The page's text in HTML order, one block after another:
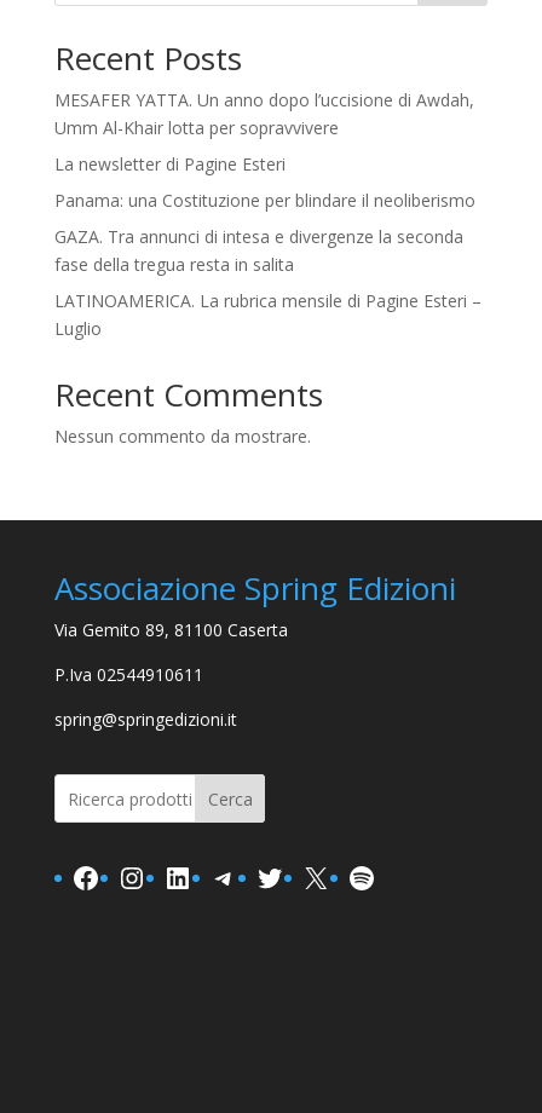
Recent Posts
MESAFER YATTA. Un anno dopo l’uccisione di Awdah,
Umm Al-Khair lotta per sopravvivere
La newsletter di Pagine Esteri
Panama: una Costituzione per blindare il neoliberismo
GAZA. Tra annunci di intesa e divergenze la seconda
fase della tregua resta in salita
LATINOAMERICA. La rubrica mensile di Pagine Esteri –
Luglio
Recent Comments
Nessun commento da mostrare.
Associazione Spring Edizioni
Via Gemito 89, 81100 Caserta
P.Iva 02544910611
spring@springedizioni.it
Cerca
Facebook
Instagram
LinkedIn
Telegram
Twitter
X Spotify